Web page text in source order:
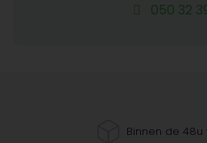
050 32
Binnen de 48u